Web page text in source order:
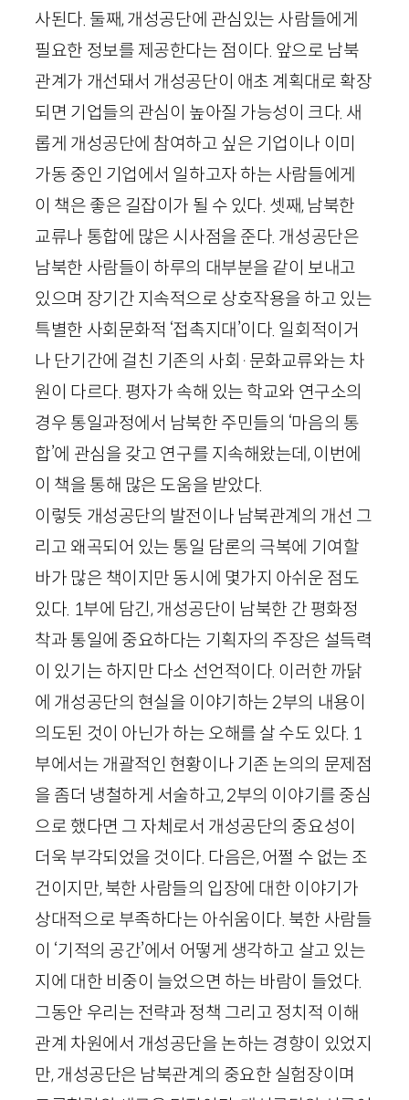
사된다. 둘째, 개성공단에 관심있는 사람들에게
필요한 정보를 제공한다는 점이다. 앞으로 남북
관계가 개선돼서 개성공단이 애초 계획대로 확장
되면 기업들의 관심이 높아질 가능성이 크다. 새
롭게 개성공단에 참여하고 싶은 기업이나 이미
가동 중인 기업에서 일하고자 하는 사람들에게
이 책은 좋은 길잡이가 될 수 있다. 셋째, 남북한
교류나 통합에 많은 시사점을 준다. 개성공단은
남북한 사람들이 하루의 대부분을 같이 보내고
있으며 장기간 지속적으로 상호작용을 하고 있는
특별한 사회문화적 ‘접촉지대’이다. 일회적이거
나 단기간에 걸친 기존의 사회 · 문화교류와는 차
원이 다르다. 평자가 속해 있는 학교와 연구소의
경우 통일과정에서 남북한 주민들의 ‘마음의 통
합’에 관심을 갖고 연구를 지속해왔는데, 이번에
이 책을 통해 많은 도움을 받았다.
이렇듯 개성공단의 발전이나 남북관계의 개선 그
리고 왜곡되어 있는 통일 담론의 극복에 기여할
바가 많은 책이지만 동시에 몇가지 아쉬운 점도
있다. 1부에 담긴, 개성공단이 남북한 간 평화정
착과 통일에 중요하다는 기획자의 주장은 설득력
이 있기는 하지만 다소 선언적이다. 이러한 까닭
에 개성공단의 현실을 이야기하는 2부의 내용이
의도된 것이 아닌가 하는 오해를 살 수도 있다. 1
부에서는 개괄적인 현황이나 기존 논의의 문제점
을 좀더 냉철하게 서술하고,2부의 이야기를 중심
으로 했다면 그 자체로서 개성공단의 중요성이
더욱 부각되었을 것이다. 다음은, 어쩔 수 없는 조
건이지만, 북한 사람들의 입장에 대한 이야기가
상대적으로 부족하다는 아쉬움이다. 북한 사람들
이 ‘기적의 공간’에서 어떻게 생각하고 살고 있는
지에 대한 비중이 늘었으면 하는 바람이 들었다.
그동안 우리는 전략과 정책 그리고 정치적 이해
관계 차원에서 개성공단을 논하는 경향이 있었지
만, 개성공단은 남북관계의 중요한 실험장이며